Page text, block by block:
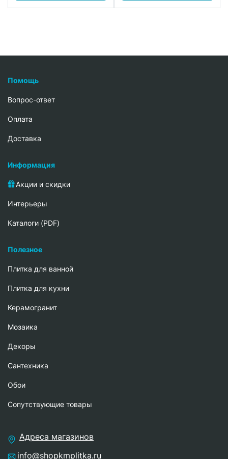
Помощь
Вопрос-ответ
Oплата
Доставка
Информация
Акции и скидки
Интерьеры
Каталоги (PDF)
Полезное
Плитка для ванной
Плитка для кухни
Керамогранит
Мозаика
Декоры
Сантехника
Обои
Сопутствующие товары
Адреса магазинов
info@shopkmplitka.ru